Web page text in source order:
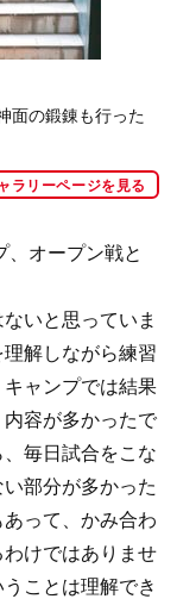
面の鍛錬も行った
ラリーページを見る
オープン戦と
いと思っていま
解しながら練習
ャンプでは結果
容が多かったで
毎日試合をこな
部分が多かった
って、かみ合わ
けではありませ
ことは理解でき